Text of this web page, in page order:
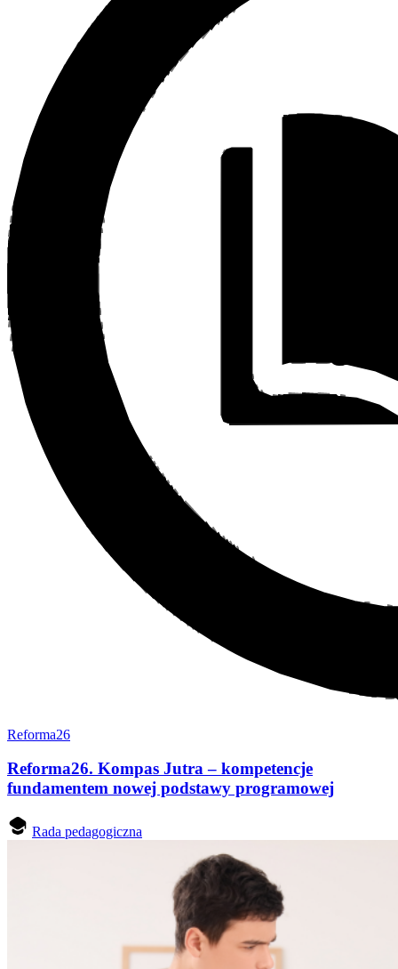
Reforma26
Reforma26. Kompas Jutra – kompetencje
fundamentem nowej podstawy programowej
Rada pedagogiczna